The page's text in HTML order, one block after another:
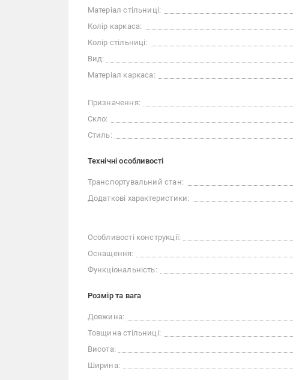
Матеріал стільниці:
Колір каркаса:
Колір стільниці:
Вид:
Матеріал каркаса:
Призначення:
Скло:
Стиль:
Технічні особливості
Транспортувальний стан:
Додаткові характеристики:
Особливості конструкції:
Оснащення:
Функціональність:
Розмір та вага
Довжина:
Товщина стільниці:
Висота:
Ширина: